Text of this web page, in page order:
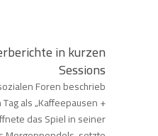
in kurzen
Sessions
Foren beschrieb
als „Kaffeepausen +
das Spiel in seiner